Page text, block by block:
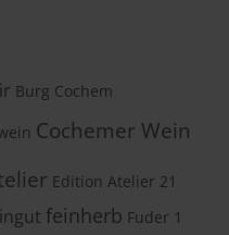
Burg Cochem
Cochemer Wein
Edition Atelier 21
feinherb Fuder 1